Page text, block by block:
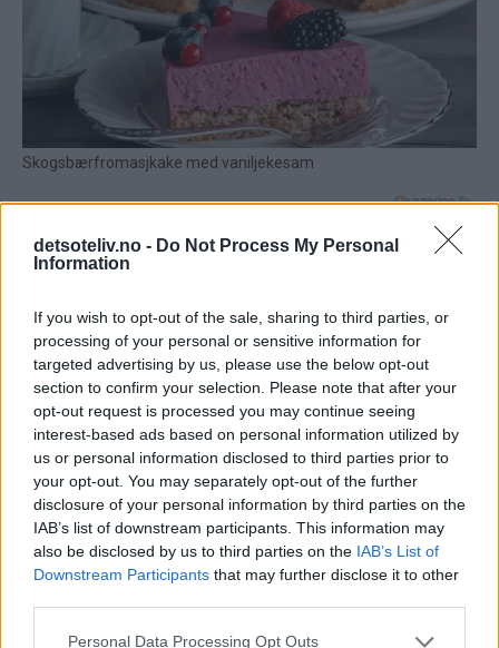
detsoteliv.no - Do Not Process My Personal
Information
If you wish to opt-out of the sale, sharing to third parties, or
processing of your personal or sensitive information for
targeted advertising by us, please use the below opt-out
section to confirm your selection. Please note that after your
opt-out request is processed you may continue seeing
interest-based ads based on personal information utilized by
us or personal information disclosed to third parties prior to
your opt-out. You may separately opt-out of the further
disclosure of your personal information by third parties on the
IAB’s list of downstream participants. This information may
also be disclosed by us to third parties on the IAB’s List of
Downstream Participants that may further disclose it to other
Personal Data Processing Opt Outs
39 kommentarer
Kine - 09.12.2013 - 19:22
Hei :) Ser at oppskriften på barnehagens beste
sjokoladekake er beregnet på liten langpanne. Hvordan
er det og bruke f.eks ildfast form(litt stor)?
På forhånd takk! :)
Svar
Kristine - Det søte liv - 10.12.2013 - 19:28
Som
Det går bra hvis ildfast form er omtrent like stor og